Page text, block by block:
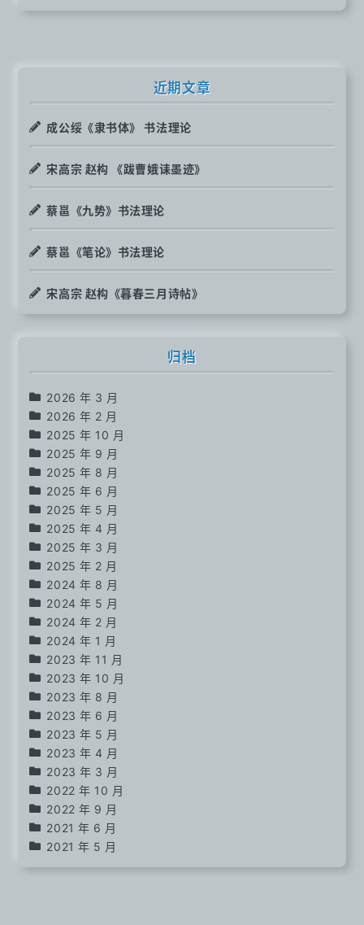
近期文章
成公绥《隶书体》 书法理论
宋高宗 赵构 《跋曹娥诔墨迹》
蔡邕《九势》书法理论
蔡邕《笔论》书法理论
宋高宗 赵构《暮春三月诗帖》
归档
2026 年 3 月
2026 年 2 月
2025 年 10 月
2025 年 9 月
2025 年 8 月
2025 年 6 月
2025 年 5 月
2025 年 4 月
2025 年 3 月
2025 年 2 月
2024 年 8 月
2024 年 5 月
2024 年 2 月
2024 年 1 月
2023 年 11 月
2023 年 10 月
2023 年 8 月
2023 年 6 月
2023 年 5 月
2023 年 4 月
2023 年 3 月
2022 年 10 月
2022 年 9 月
2021 年 6 月
2021 年 5 月